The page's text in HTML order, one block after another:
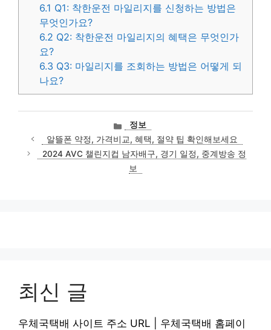
6.1 Q1: 착한운전 마일리지를 신청하는 방법은
무엇인가요?
6.2 Q2: 착한운전 마일리지의 혜택은 무엇인가
요?
6.3 Q3: 마일리지를 조회하는 방법은 어떻게 되
나요?
카
테
고
리
정보
알뜰폰 약정, 가격비교, 혜택, 절약 팁 확인해보세요
2024 AVC 챌린지컵 남자배구, 경기 일정, 중계방송 정
보
최신 글
우체국택배 사이트 주소 URL | 우체국택배 홈페이